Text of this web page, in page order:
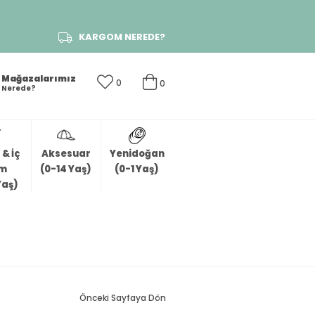
KARGOM NEREDE?
0
0
Mağazalarımız
Nerede?
İç
Aksesuar
(0-14 Yaş)
Yenidoğan
(0-1 Yaş)
Önceki Sayfaya Dön